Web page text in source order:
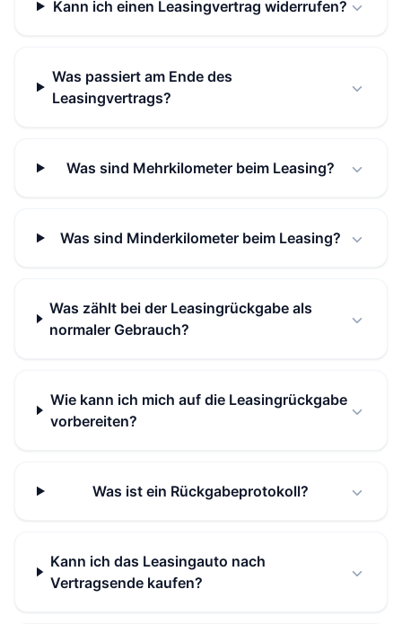
Kann ich einen Leasingvertrag widerrufen?
Was passiert am Ende des
Leasingvertrags?
Was sind Mehrkilometer beim Leasing?
Was sind Minderkilometer beim Leasing?
Was zählt bei der Leasingrückgabe als
normaler Gebrauch?
Wie kann ich mich auf die Leasingrückgabe
vorbereiten?
Was ist ein Rückgabeprotokoll?
Kann ich das Leasingauto nach
Vertragsende kaufen?